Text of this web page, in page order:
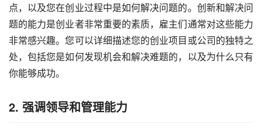
点，以及您在创业过程中是如何解决问题的。创新和解决问
题的能力是创业者非常重要的素质，雇主们通常对这些能力
非常感兴趣。您可以详细描述您的创业项目或公司的独特之
处，包括您是如何发现机会和解决难题的，以及为什么只有
你能够成功。
2. 强调领导和管理能力